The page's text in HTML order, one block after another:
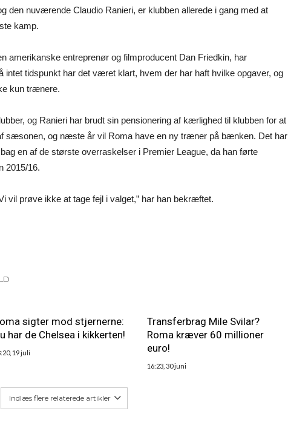
den nuværende Claudio Ranieri, er klubben allerede i gang med at
kamp.
amerikanske entreprenør og filmproducent Dan Friedkin, har
tidspunkt har det været klart, hvem der har haft hvilke opgaver, og
kun trænere.
og Ranieri har brudt sin pensionering af kærlighed til klubben for at
sæsonen, og næste år vil Roma have en ny træner på bænken. Det har
en af de største overraskelser i Premier League, da han førte
2015/16.
vil prøve ikke at tage fejl i valget,” har han bekræftet.
sigter mod stjernerne:
har de Chelsea i kikkerten!
19 juli
Transferbrag Mile Svilar?
Roma kræver 60 millioner
euro!
16:23, 30 juni
Indlæs flere relaterede artikler